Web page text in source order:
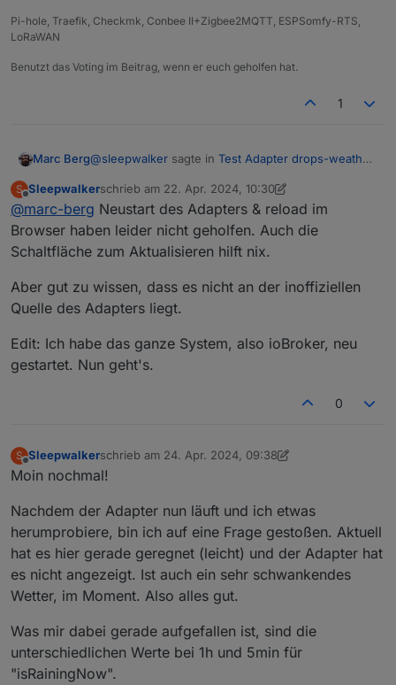
Pi-hole, Traefik, Checkmk, Conbee II+Zigbee2MQTT, ESPSomfy-RTS,
LoRaWAN
Benutzt das Voting im Beitrag, wenn er euch geholfen hat.
1
Marc Berg@sleepwalker sagte in Test Adapter drops-weather
Ich bin mir jetzt nicht sicher, ob es an NodeRed
liegt oder daran, dass Drops über "Umwege"
installiert wurde.
Spätestens nach Neustart des Node-Red Adapters
und/oder der Browsersitzung sollten die neuen
S Sleepwalkerschrieb am 22. Apr. 2024, 10:30
zuletzt editiert von Sleepwalker
@marc-berg Neustart des Adapters & reload im
Browser haben leider nicht geholfen. Auch die
Schaltfläche zum Aktualisieren hilft nix.
Aber gut zu wissen, dass es nicht an der inoffiziellen
Quelle des Adapters liegt.
Edit: Ich habe das ganze System, also ioBroker, neu
gestartet. Nun geht's.
0
S
Offline
Sleepwalkerschrieb am 24. Apr. 2024, 09:38
zuletzt editiert von Sleepwalker
Moin nochmal!
Nachdem der Adapter nun läuft und ich etwas
herumprobiere, bin ich auf eine Frage gestoßen. Aktuell
hat es hier gerade geregnet (leicht) und der Adapter hat
es nicht angezeigt. Ist auch ein sehr schwankendes
Wetter, im Moment. Also alles gut.
Was mir dabei gerade aufgefallen ist, sind die
unterschiedlichen Werte bei 1h und 5min für
"isRainingNow".